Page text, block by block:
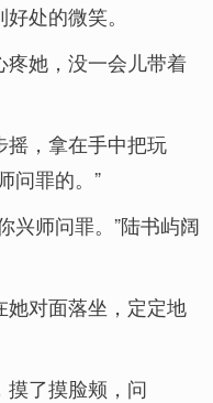
处的微笑。
她，没一会儿带着
摇，拿在手中把玩
问罪的。”
兴师问罪。”陆书屿阔
对面落坐，定定地
摸了摸脸颊，问